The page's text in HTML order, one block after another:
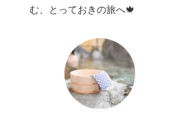
む、とっておきの旅へ🍁